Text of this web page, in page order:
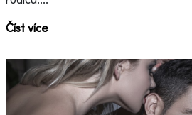
Číst více